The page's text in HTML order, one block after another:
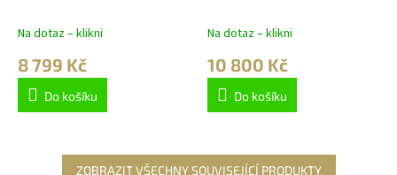
Na dotaz – klikni
8 799 Kč
Do košíku
50cm
Na dotaz – klikni
10 800 Kč
Do košíku
ZOBRAZIT VŠECHNY SOUVISEJÍCÍ PRODUKTY